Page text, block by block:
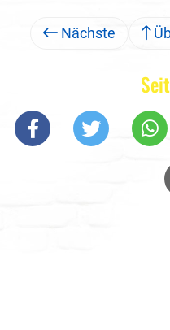
Nächste